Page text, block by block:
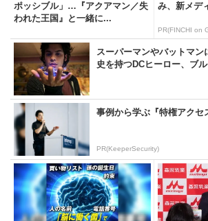
ポッシブル」…『アクアマン／失
われた王国』と一緒に...
み、新メデ
PR(FINCHI on
スーパーマンやバットマン
史を持つDCヒーロー、ブ
事例から学ぶ『特権アクセ
PR(KeeperSecurity)